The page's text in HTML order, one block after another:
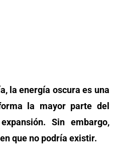
la energía oscura es una
la mayor parte del
Sin embargo,
que no podría existir.